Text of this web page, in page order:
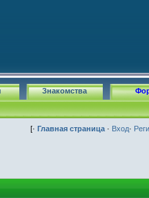
Знакомства
[· Главная страница · Вход·